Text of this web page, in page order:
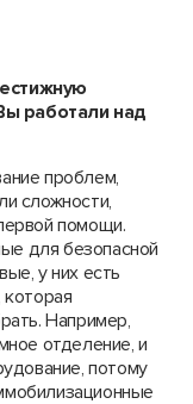
работали над
проблем,
сложности,
помощи.
для безопасной
у них есть
Например,
отделение, и
потому